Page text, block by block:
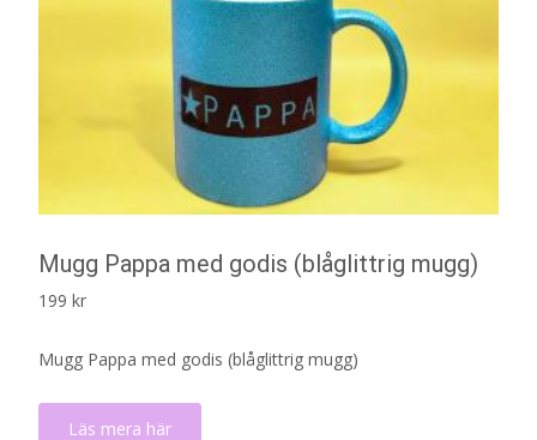
Mugg Pappa med godis (blåglittrig mugg)
199 kr
Mugg Pappa med godis (blåglittrig mugg)
Läs mera här